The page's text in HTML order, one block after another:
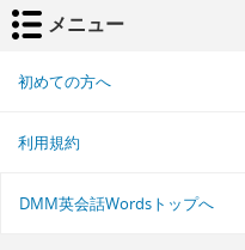
メニュー
初めての方へ
利用規約
DMM英会話Wordsトップへ